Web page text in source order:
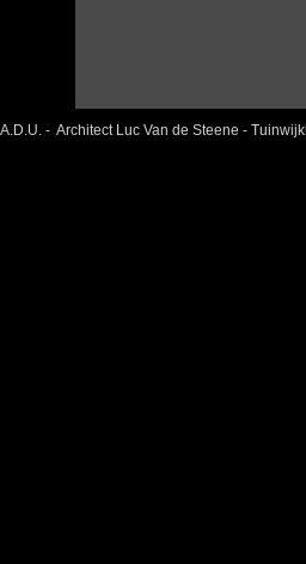
- Architect Luc Van de Steene -